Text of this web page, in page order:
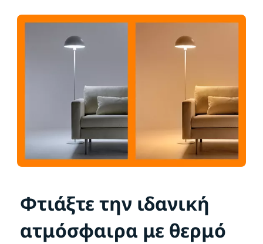
Φτιάξτε την ιδανική
ατμόσφαιρα με θερμό